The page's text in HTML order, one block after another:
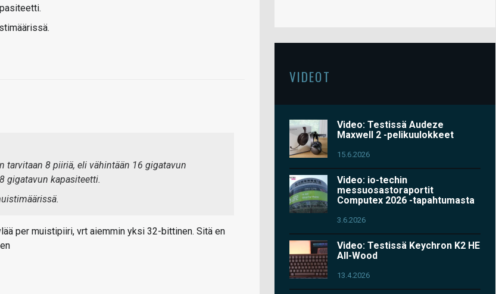
tarvitaan 8 piiriä, eli vähintään 16 gigatavun
gigatavun kapasiteetti.
per muistipiiri, vrt aiemmin yksi 32-bittinen. Sitä en
VIDEOT
Video: Testissä Audeze
Maxwell 2 -pelikuulokkeet
15.6.2026
Video: io-techin
messuosastoraportit
Computex 2026 -tapahtumasta
3.6.2026
Video: Testissä Keychron K2 HE
All-Wood
13.4.2026